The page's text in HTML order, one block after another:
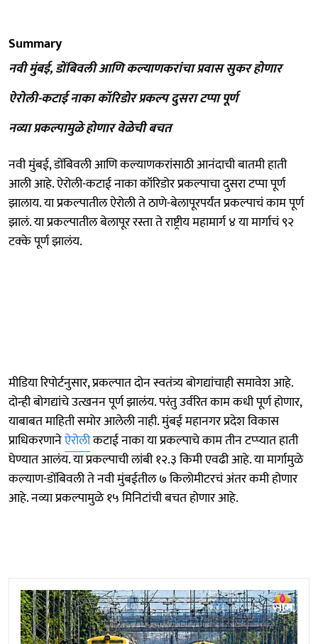
Summary
नवी मुंबई, डोंबिवली आणि कल्याणकरांचा प्रवास सुकर होणार
ऐरोली-कटाई नाका कॉरिडोर प्रकल्प दुसरा टप्पा पूर्ण
नव्या प्रकल्पामुळे होणार वेळेची बचत
नवी मुंबई, डोंबिवली आणि कल्याणकरांसाठी आनंदाची बातमी हाती
आली आहे. ऐरोली-कटाई नाका कॉरिडोर प्रकल्पाचा दुसरा टप्पा पूर्ण
झालाय. या प्रकल्पातील ऐरोली ते ठाणे-बेलापूरपर्यंत प्रकल्पाचं काम पूर्ण
झालं. या प्रकल्पातील बेलापूर रस्ता ते राष्ट्रीय महामार्ग ४ या मार्गाचं ९२
टक्के पूर्ण झालंय.
मीडिया रिपोर्टनुसार, प्रकल्पात दोन स्वतंत्र्य बोगद्यांचाही समावेश आहे.
दोन्ही बोगद्यांचे उत्खनन पूर्ण झालंय. परंतु उर्वरित काम कधी पूर्ण होणार,
याबाबत माहिती समोर आलेली नाही. मुंबई महानगर प्रदेश विकास
प्राधिकरणानेऐरोलीकटाई नाका या प्रकल्पाचे काम तीन टप्प्यात हाती
घेण्यात आलंय. या प्रकल्पाची लांबी १२.३ किमी एवढी आहे. या मार्गामुळे
कल्याण-डोंबिवली ते नवी मुंबईतील ७ किलोमीटरचं अंतर कमी होणार
आहे. नव्या प्रकल्पामुळे १५ मिनिटांची बचत होणार आहे.